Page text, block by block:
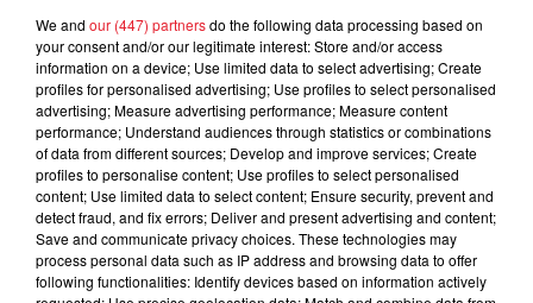
FOLA & Victony - golibe
We and our (447) partnersdo the following data processing based on
your consent and/or our legitimate interest: Store and/or access
information on a device; Use limited data to select advertising; Create
profiles for personalised advertising; Use profiles to select personalised
advertising; Measure advertising performance; Measure content
performance; Understand audiences through statistics or combinations
of data from different sources; Develop and improve services; Create
profiles to personalise content; Use profiles to select personalised
content; Use limited data to select content; Ensure security, prevent and
detect fraud, and fix errors; Deliver and present advertising and content;
Save and communicate privacy choices. These technologies may
process personal data such as IP address and browsing data to offer
following functionalities: Identify devices based on information actively